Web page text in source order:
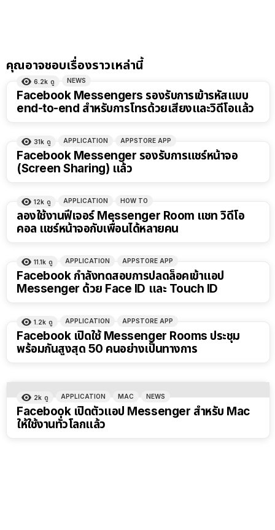
คุณอาจชอบเรื่องราวเหล่านี้
6.2k ดู NEWS
Facebook Messengers รองรับการเข้ารหัสแบบ
end-to-end สำหรับการโทรด้วยเสียงและวิดีโอแล้ว
31k ดู APPLICATION APPSTORE APP
Facebook Messenger รองรับการแชร์หน้าจอ
(Screen Sharing) แล้ว
12k ดู APPLICATION HOW TO
ลองใช้งานฟีเจอร์ Messenger Room แชท วิดีโอ
คอล แชร์หน้าจอกับเพื่อนได้หลายคน
11.1k ดู APPLICATION APPSTORE APP
Facebook กำลังทดสอบการปลดล็อคเข้าแอป
Messenger ด้วย Face ID และ Touch ID
1.2k ดู APPLICATION APPSTORE APP
Facebook เปิดใช้ Messenger Rooms ประชุม
พร้อมกันสูงสุด 50 คนอย่างเป็นทางการ
2k ดู APPLICATION MAC NEWS
Facebook เปิดตัวแอป Messenger สำหรับ Mac
ให้ใช้งานทั่วโลกแล้ว